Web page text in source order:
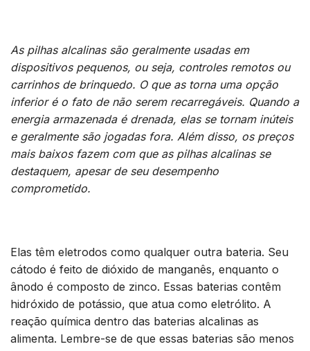
As pilhas alcalinas são geralmente usadas em
dispositivos pequenos, ou seja, controles remotos ou
carrinhos de brinquedo. O que as torna uma opção
inferior é o fato de não serem recarregáveis. Quando a
energia armazenada é drenada, elas se tornam inúteis
e geralmente são jogadas fora. Além disso, os preços
mais baixos fazem com que as pilhas alcalinas se
destaquem, apesar de seu desempenho
comprometido.
Elas têm eletrodos como qualquer outra bateria. Seu
cátodo é feito de dióxido de manganês, enquanto o
ânodo é composto de zinco. Essas baterias contêm
hidróxido de potássio, que atua como eletrólito. A
reação química dentro das baterias alcalinas as
alimenta. Lembre-se de que essas baterias são menos